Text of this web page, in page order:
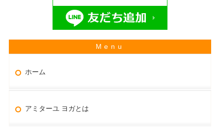
ホーム
アミターユ ヨガとは